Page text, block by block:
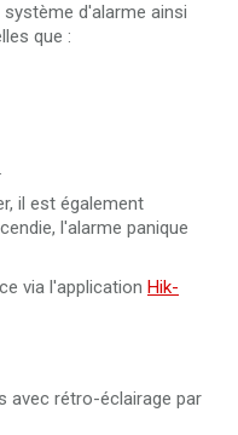
d'alarme ainsi
que :
il est également
l'alarme panique
via l'application Hik-
avec rétro-éclairage par